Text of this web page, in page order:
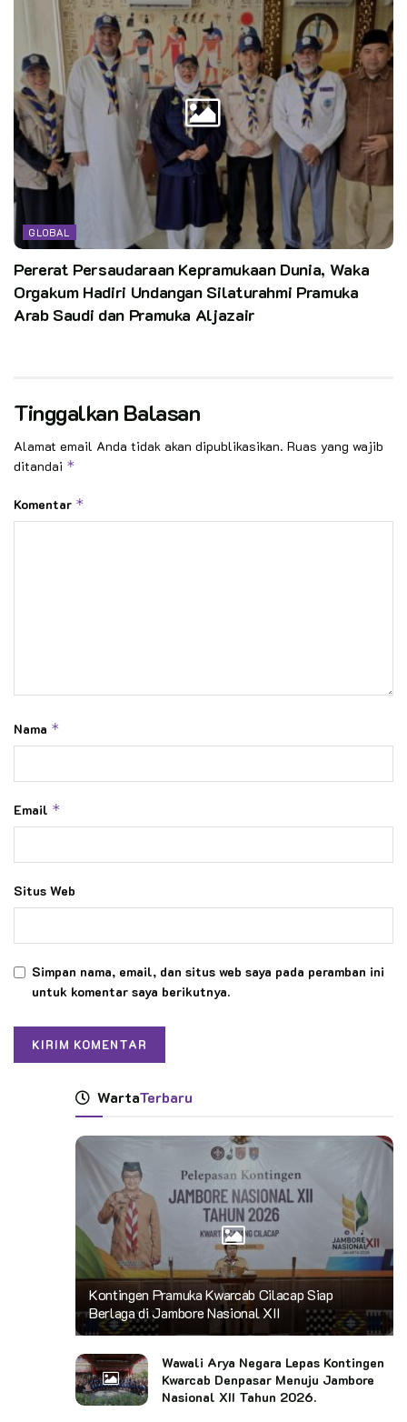
Pewarta: Kak Sakti (Pewarta Cikal)
Editor: Pusdatin Kwarnas
Kata Kunci:
A. Muhammad Yauri/ YB8AO Sampaikan Materi Pengenalan
Jota dan Operating Procedure
GLOBAL
Pererat Persaudaraan Kepramukaan Dunia, Waka
Orgakum Hadiri Undangan Silaturahmi Pramuka
Arab Saudi dan Pramuka Aljazair
Tinggalkan Balasan
Alamat email Anda tidak akan dipublikasikan. Ruas yang wajib
ditandai *
Komentar *
Nama *
Email *
Situs Web
Simpan nama, email, dan situs web saya pada peramban ini
untuk komentar saya berikutnya.
WartaTerbaru
Kontingen Pramuka Kwarcab Cilacap Siap
Berlaga di Jambore Nasional XII
Wawali Arya Negara Lepas Kontingen
Kwarcab Denpasar Menuju Jambore
Nasional XII Tahun 2026.